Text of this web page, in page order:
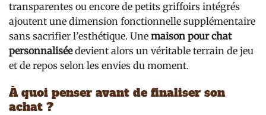
transparentes ou encore de petits griffoirs intégrés
ajoutent une dimension fonctionnelle supplémentaire
sans sacrifier l’esthétique. Une maison pour chat
personnaliséedevient alors un véritable terrain de jeu
et de repos selon les envies du moment.
À quoi penser avant de finaliser son
achat ?